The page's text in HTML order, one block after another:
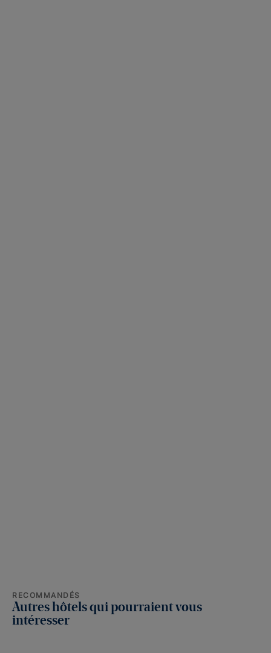
RECOMMANDÉS
Autres hôtels qui pourraient vous
intéresser